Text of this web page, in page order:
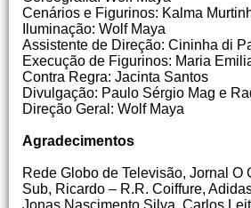
Cenários e Figurinos: Kalma
Iluminação: Wolf Maya
Assistente de Direção: Cininha di
Execução de Figurinos: Maria
Contra Regra: Jacinta Santos
Divulgação: Paulo Sérgio Mag e
Direção Geral: Wolf Maya
Agradecimentos
Rede Globo de Televisão, Jornal
Sub, Ricardo – R.R. Coiffure,
Jonas Nascimento Silva, Carlos